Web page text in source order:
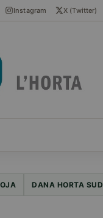
Instagram X (Twitter)
DANA HORTA SUD